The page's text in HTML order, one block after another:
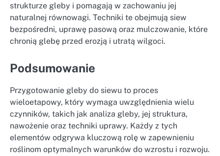
strukturze gleby i pomagają w zachowaniu jej
naturalnej równowagi. Techniki te obejmują siew
bezpośredni, uprawę pasową oraz mulczowanie, które
chronią glebę przed erozją i utratą wilgoci.
Podsumowanie
Przygotowanie gleby do siewu to proces
wieloetapowy, który wymaga uwzględnienia wielu
czynników, takich jak analiza gleby, jej struktura,
nawożenie oraz techniki uprawy. Każdy z tych
elementów odgrywa kluczową rolę w zapewnieniu
roślinom optymalnych warunków do wzrostu i rozwoju.